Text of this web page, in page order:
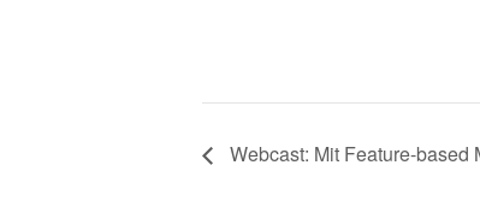
Webcast: Mit Feature-